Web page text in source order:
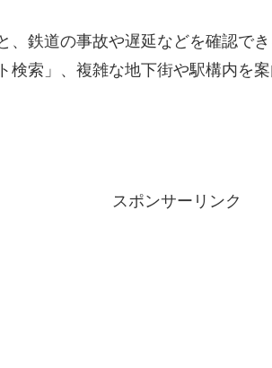
、鉄道の事故や遅延などを確認で
検索」、複雑な地下街や駅構内を
スポンサーリンク